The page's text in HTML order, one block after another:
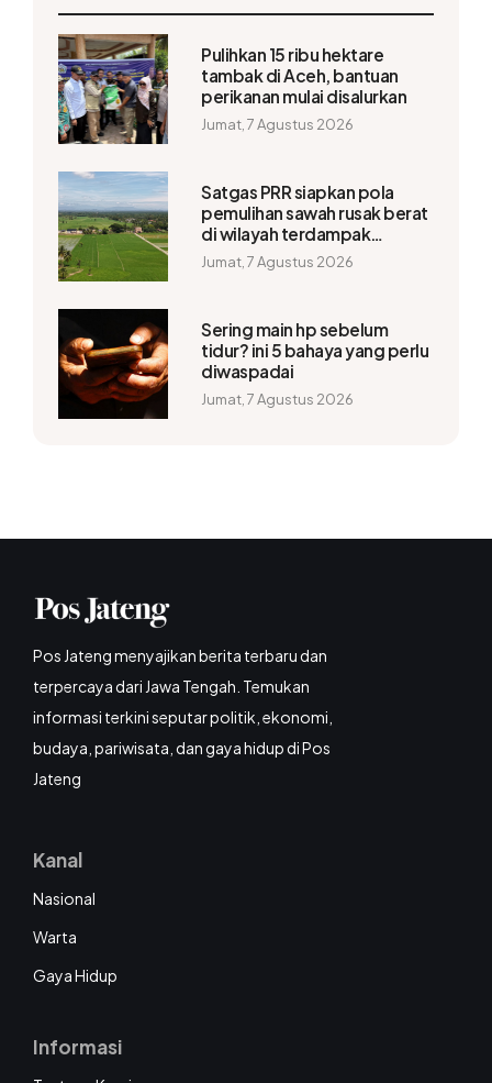
Pulihkan 15 ribu hektare
tambak di Aceh, bantuan
perikanan mulai disalurkan
Jumat, 7 Agustus 2026
Satgas PRR siapkan pola
pemulihan sawah rusak berat
di wilayah terdampak
bencana
Jumat, 7 Agustus 2026
Sering main hp sebelum
tidur? ini 5 bahaya yang perlu
diwaspadai
Jumat, 7 Agustus 2026
Pos Jateng menyajikan berita terbaru dan
terpercaya dari Jawa Tengah. Temukan
informasi terkini seputar politik, ekonomi,
budaya, pariwisata, dan gaya hidup di Pos
Jateng
Kanal
Nasional
Warta
Gaya Hidup
Informasi